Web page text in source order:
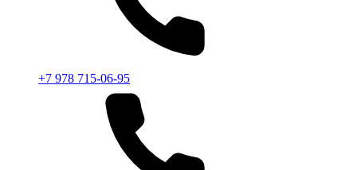
+7 978 715-06-95